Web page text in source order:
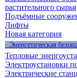
растительного сырья
Подъёмные
Лифты
Новая категория
· Энергетическая
Тепловые
Электроустановки
Электрические